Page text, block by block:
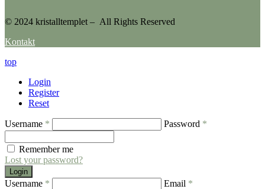
© 2024 kristalltemplet – All Rights Reserved
Kontakt
top
Login
Register
Reset
Username * Password *
Remember me
Lost your password?
Login
Username * Email *